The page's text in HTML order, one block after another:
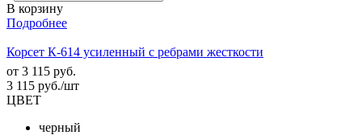
В корзину
Подробнее
Корсет К-614 усиленный с ребрами жесткости
от 3 115 руб.
3 115 руб./шт
ЦВЕТ
черный